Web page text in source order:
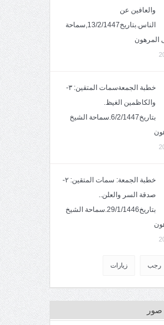
والعافين عن
الناس.بتاريخ13/2/1447,سماحة
المرهون
خطبة الجمعةسمات المتقين: ٣-
والكاظمين الغيظ.
بتاريخ6/2/1447.سماحة الشيخ
خطبة الجمعة: سمات المتقين: ٢-
صدقة السر والعلن..
بتاريخ29/1/1446.سماحة الشيخ
رجب زيارات
صور